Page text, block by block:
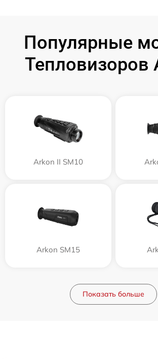
Популярные
Тепловизоров
Arkon II SM10
Arkon SM15
Показать больше